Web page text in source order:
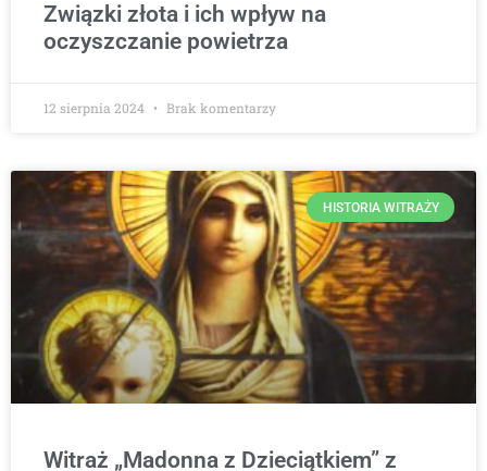
Związki złota i ich wpływ na
oczyszczanie powietrza
12 sierpnia 2024 Brak komentarzy
HISTORIA WITRAŻY
Witraż „Madonna z Dzieciątkiem” z